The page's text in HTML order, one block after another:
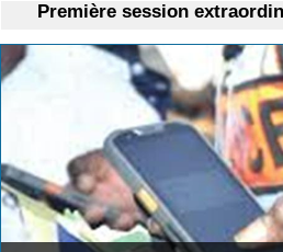
Première session